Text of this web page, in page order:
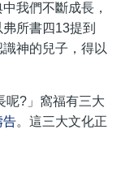
我們不斷成長，
所書四13提到
神的兒子，得以
呢?」窩福有三大
告。這三大文化正